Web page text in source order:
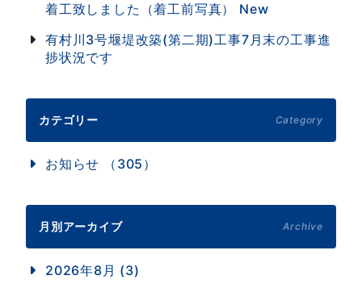
着工致しました（着工前写真） New
有村川3号堰堤改築(第二期)工事7月末の工事進
捗状況です
カテゴリー Category
お知らせ （305）
月別アーカイブ Archive
2026年8月 (3)